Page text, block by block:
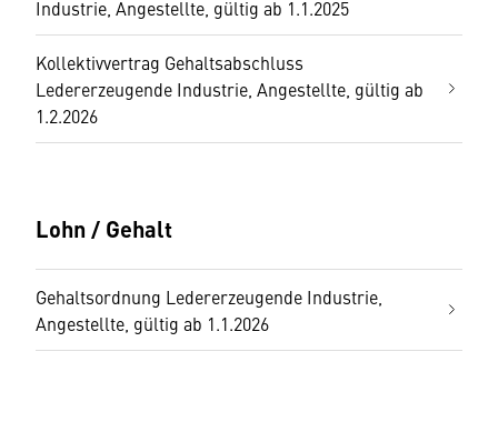
Industrie, Angestellte, gültig ab 1.1.2025
Kollektivvertrag Gehaltsabschluss
Ledererzeugende Industrie, Angestellte, gültig ab
1.2.2026
Lohn / Gehalt
Gehaltsordnung Ledererzeugende Industrie,
Angestellte, gültig ab 1.1.2026